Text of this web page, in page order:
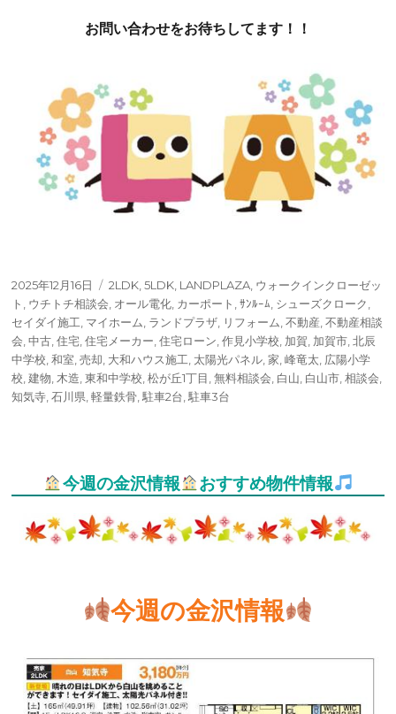
お問い合わせをお待ちしてます！！
投
稿
日:
2025年12月16日
タ
グ
2LDK ,5LDK LANDPLAZA ウォークインクローゼッ
ト
ウチトチ相談会 オール電化 カーポート ,ｻﾝﾙｰﾑ シューズクローク
セイダイ施工 マイホーム ランドプラザ リフォーム ,不動産 ,不動産相談
会 ,中古 ,住宅 ,住宅メーカー ,住宅ローン ,作見小学校 加賀 加賀市 ,北辰
中学校 ,和室 ,売却 大和ハウス施工 太陽光パネル ,家 ,峰竜太 広陽小学
校 ,建物 木造 ,東和中学校 ,松が丘1丁目 ,無料相談会 白山 白山市 ,相談会
知気寺 ,石川県 ,軽量鉄骨 ,駐車2台 ,駐車3台
今週の金沢情報 おすすめ物件情報
今週の金沢情報